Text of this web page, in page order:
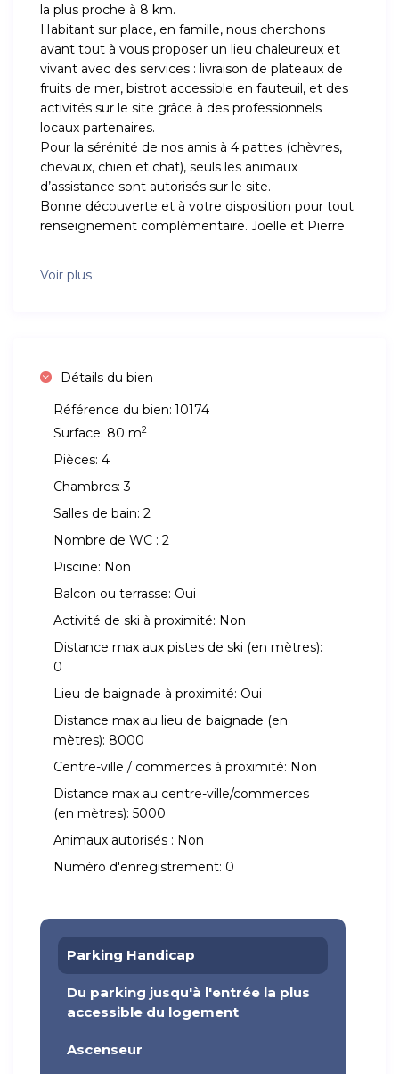
la plus proche à 8 km.
Habitant sur place, en famille, nous cherchons
avant tout à vous proposer un lieu chaleureux et
vivant avec des services : livraison de plateaux de
fruits de mer, bistrot accessible en fauteuil, et des
activités sur le site grâce à des professionnels
locaux partenaires.
Pour la sérénité de nos amis à 4 pattes (chèvres,
chevaux, chien et chat), seuls les animaux
d’assistance sont autorisés sur le site.
Bonne découverte et à votre disposition pour tout
renseignement complémentaire. Joëlle et Pierre
Voir plus
Détails du bien
Référence du bien: 10174
Surface: 80 m2
Pièces: 4
Chambres: 3
Salles de bain: 2
Nombre de WC : 2
Piscine: Non
Balcon ou terrasse: Oui
Activité de ski à proximité: Non
Distance max aux pistes de ski (en mètres):
0
Lieu de baignade à proximité: Oui
Distance max au lieu de baignade (en
mètres): 8000
Centre-ville / commerces à proximité: Non
Distance max au centre-ville/commerces
(en mètres): 5000
Animaux autorisés : Non
Numéro d'enregistrement: 0
Parking Handicap
Du parking jusqu'à l'entrée la plus
accessible du logement
Ascenseur